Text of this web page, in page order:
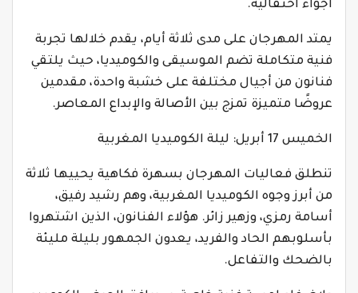
أجواء احتفالية.
يمتد المهرجان على مدى ثلاثة أيام، يقدم خلالها تجربة
فنية متكاملة تضم الموسيقى والكوميديا، حيث يلتقي
فنانون من أجيال مختلفة على خشبة واحدة، مقدمين
عروضًا متميزة تمزج بين الأصالة والإبداع المعاصر.
الخميس 17 أبريل: ليلة الكوميديا المغربية
تنطلق فعاليات المهرجان بسهرة فكاهية يحييها ثلاثة
من أبرز وجوه الكوميديا المغربية، وهم رشيد رفيق،
أسامة رمزي، وزهير زائر. هؤلاء الفنانون، الذين اشتهروا
بأسلوبهم الحاد والفريد، يعدون الجمهور بليلة مليئة
بالضحك والتفاعل.